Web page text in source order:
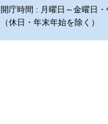
開庁時間 : 月曜日～金曜日
（休日・年末年始を除く）